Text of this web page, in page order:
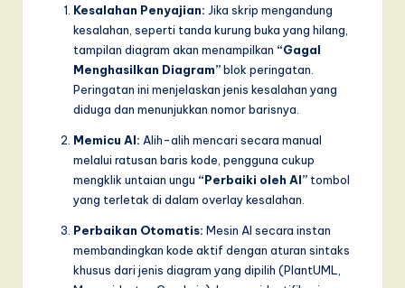
Kesalahan Penyajian: Jika skrip mengandung
kesalahan, seperti tanda kurung buka yang hilang,
tampilan diagram akan menampilkan “Gagal
Menghasilkan Diagram”blok peringatan.
Peringatan ini menjelaskan jenis kesalahan yang
diduga dan menunjukkan nomor barisnya.
Memicu AI: Alih-alih mencari secara manual
melalui ratusan baris kode, pengguna cukup
mengklik untaian ungu “Perbaiki oleh AI” tombol
yang terletak di dalam overlay kesalahan.
Perbaikan Otomatis: Mesin AI secara instan
membandingkan kode aktif dengan aturan sintaks
khusus dari jenis diagram yang dipilih (PlantUML,